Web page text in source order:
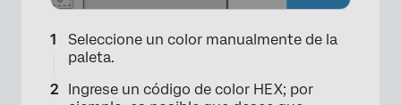
×
Seleccione un color manualmente de la
paleta.
Ingrese un código de color HEX; por